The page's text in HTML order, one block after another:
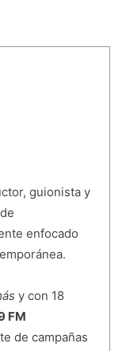
guionista y
enfocado
y con 18
FM
de campañas